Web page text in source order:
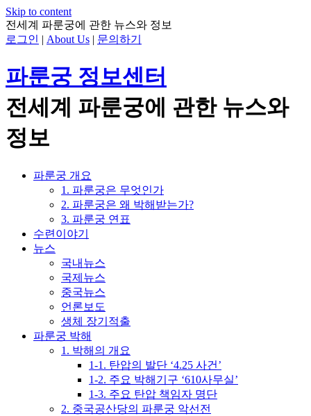
Skip to content
전세계 파룬궁에 관한 뉴스와 정보
로그인 | About Us | 문의하기
파룬궁 정보센터
전세계 파룬궁에 관한 뉴스와
정보
파룬궁 개요
1. 파룬궁은 무엇인가
2. 파룬궁은 왜 박해받는가?
3. 파룬궁 연표
수련이야기
뉴스
국내뉴스
국제뉴스
중국뉴스
언론보도
생체 장기적출
파룬궁 박해
1. 박해의 개요
1-1. 탄압의 발단 ‘4.25 사건’
1-2. 주요 박해기구 ‘610사무실’
1-3. 주요 탄압 책임자 명단
2. 중국공산당의 파룬궁 악선전